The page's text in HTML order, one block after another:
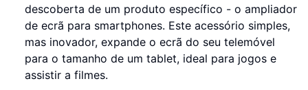
descoberta de um produto específico - o ampliador
de ecrã para smartphones. Este acessório simples,
mas inovador, expande o ecrã do seu telemóvel
para o tamanho de um tablet, ideal para jogos e
assistir a filmes.